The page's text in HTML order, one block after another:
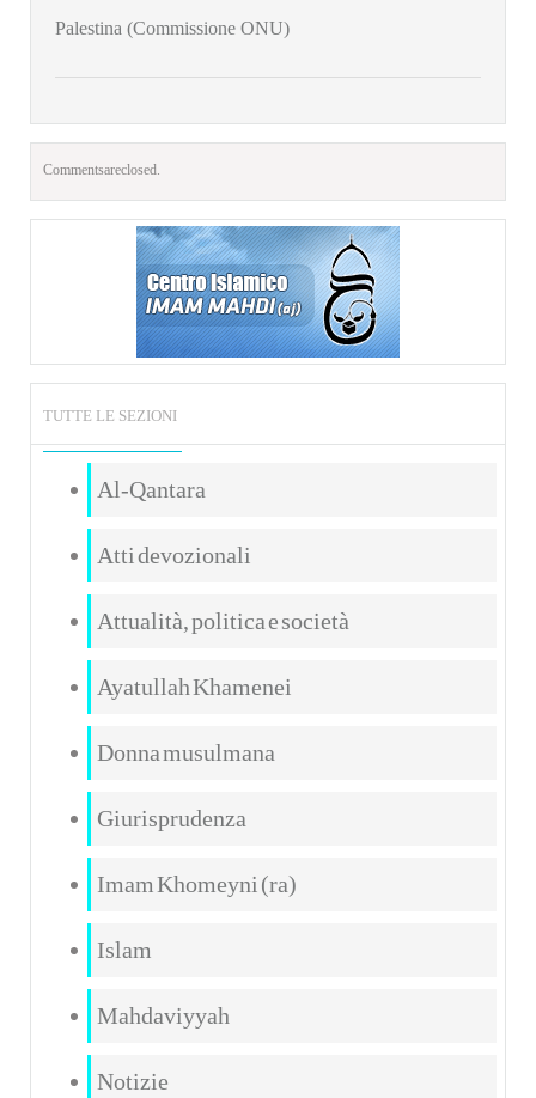
Palestina (Commissione ONU)
Comments are closed.
TUTTE LE SEZIONI
Al-Qantara
Atti devozionali
Attualità, politica e società
Ayatullah Khamenei
Donna musulmana
Giurisprudenza
Imam Khomeyni (ra)
Islam
Mahdaviyyah
Notizie